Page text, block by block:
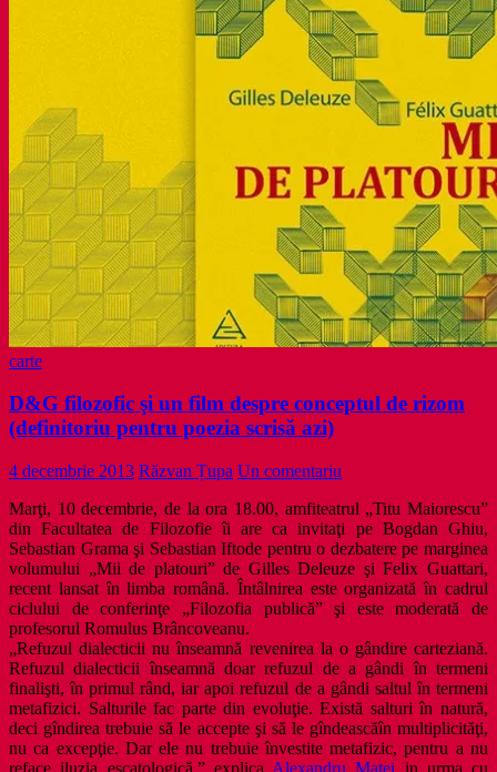
carte
D&G filozofic şi un film despre conceptul de rizom
(definitoriu pentru poezia scrisă azi)
4 decembrie 2013 Răzvan Țupa Un comentariu
Marţi, 10 decembrie, de la ora 18.00, amfiteatrul „Titu Maiorescu”
din Facultatea de Filozofie îi are ca invitaţi pe Bogdan Ghiu,
Sebastian Grama şi Sebastian Iftode pentru o dezbatere pe marginea
volumului „Mii de platouri” de Gilles Deleuze şi Felix Guattari,
recent lansat în limba română. Întâlnirea este organizată în cadrul
ciclului de conferinţe „Filozofia publică” şi este moderată de
profesorul Romulus Brâncoveanu.
„Refuzul dialecticii nu înseamnă revenirea la o gândire carteziană.
Refuzul dialecticii înseamnă doar refuzul de a gândi în termeni
finalişti, în primul rând, iar apoi refuzul de a gândi saltul în termeni
metafizici. Salturile fac parte din evoluţie. Există salturi în natură,
deci gîndirea trebuie să le accepte şi să le gîndeascăîn multiplicităţi,
nu ca excepţie. Dar ele nu trebuie învestite metafizic, pentru a nu
reface iluzia escatologică.” explica Alexandru Matei in urma cu